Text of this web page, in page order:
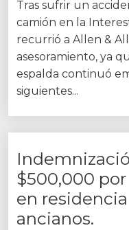
Tras sufrir un
camión en la
recurrió a Allen &
asesoramiento, ya
espalda continuó
siguientes...
$500,000
en
ancianos.